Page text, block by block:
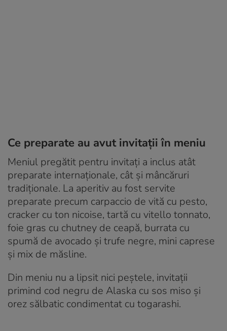
Ce preparate au avut invitații în meniu
Meniul pregătit pentru invitați a inclus atât
preparate internaționale, cât și mâncăruri
tradiționale. La aperitiv au fost servite
preparate precum carpaccio de vită cu pesto,
cracker cu ton nicoise, tartă cu vitello tonnato,
foie gras cu chutney de ceapă, burrata cu
spumă de avocado și trufe negre, mini caprese
și mix de măsline.
Din meniu nu a lipsit nici peștele, invitații
primind cod negru de Alaska cu sos miso și
orez sălbatic condimentat cu togarashi.